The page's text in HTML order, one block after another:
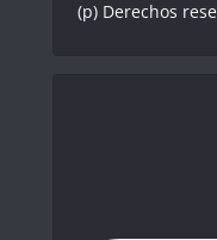
(p) Derechos